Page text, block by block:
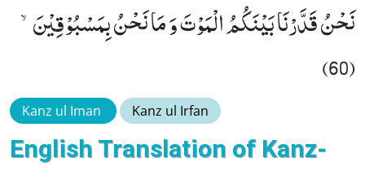
نَحْنُ قَدَّرْنَا بَیْنَكُمُ الْمَوْتَ وَ مَا نَحْنُ بِمَسْبُوْقِیْنَۙ
(60)
Kanz ul Iman Kanz ul Irfan
English Translation of Kanz-